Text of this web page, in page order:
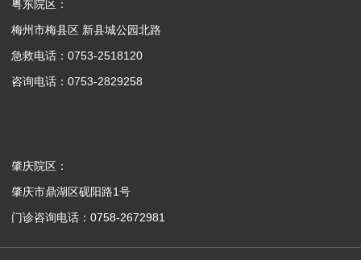
粤东院区：
梅州市梅县区 新县城公园北路
急救电话：0753-2518120
咨询电话：0753-2829258
肇庆院区：
肇庆市鼎湖区砚阳路1号
门诊咨询电话：0758-2672981